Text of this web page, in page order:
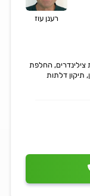
רענן עוז
החלפת
תיקון דלתות